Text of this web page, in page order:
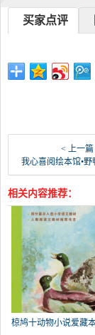
买家点评
< 上一篇
我心喜阅绘本馆•野鸭和狗鱼 [英]伍德 绘本 湖北-淮安老侯野鸭(汉唐图
相关内容推荐：
椋鸠十动物小说爱藏